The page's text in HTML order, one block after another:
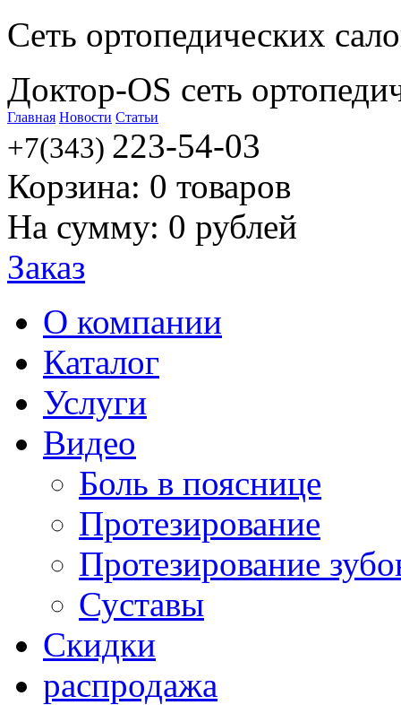
Сеть ортопедических
Доктор-OS сеть
Главная Новости Статьи
+7(343) 223-54-03
Корзина: 0 товаров
На сумму: 0 рублей
Заказ
О компании
Каталог
Услуги
Видео
Боль в пояснице
Протезирование
Протезирование
Суставы
Скидки
распродажа